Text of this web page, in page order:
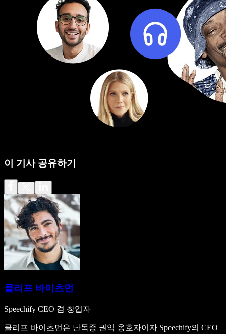
이 기사 공유하기
클리프 바이츠먼
Speechify CEO 겸 창업자
클리프 바이츠먼은 난독증 권익 옹호자이자 Speechify의 CEO